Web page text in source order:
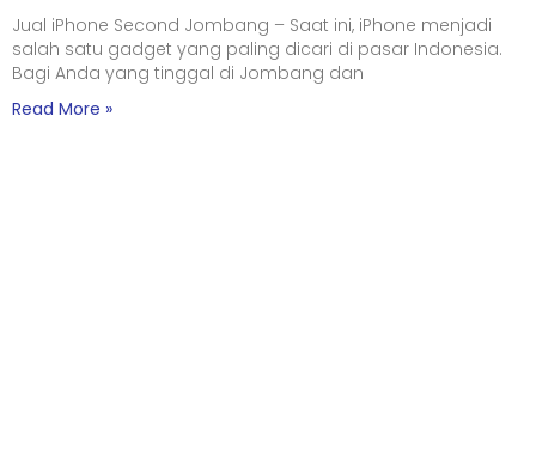
Jual iPhone Second Jombang – Saat ini, iPhone menjadi
salah satu gadget yang paling dicari di pasar Indonesia.
Bagi Anda yang tinggal di Jombang dan
Read More »